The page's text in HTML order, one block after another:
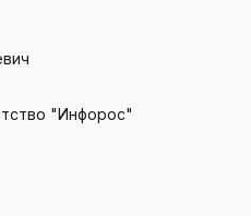
"Инфорос"